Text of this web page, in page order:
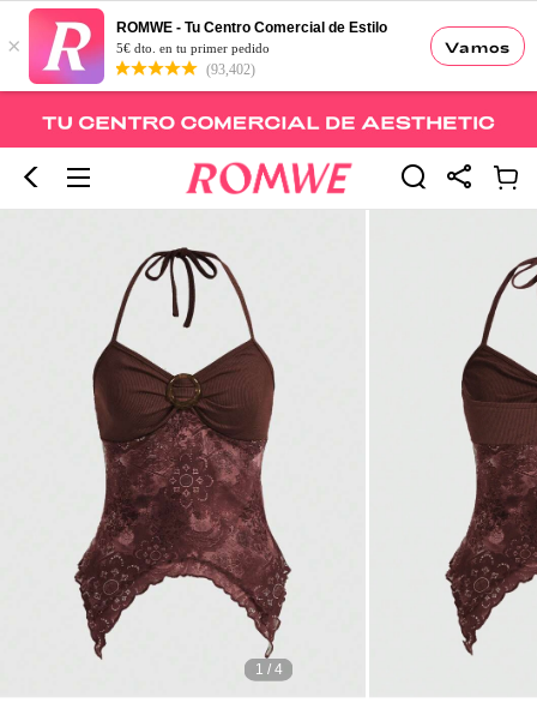
Vamos
×
ROMWE - Tu Centro Comercial de Estilo
5€ dto. en tu primer pedido
(93,402)
1 / 4